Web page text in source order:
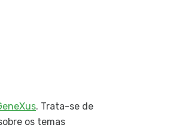
. Trata-se de
os temas